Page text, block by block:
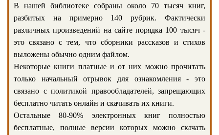
В нашей библиотеке собраны около 70 тысяч книг,
разбитых на примерно 140 рубрик. Фактически
различных произведений на сайте порядка 100 тысяч -
это связано с тем, что сборники рассказов и стихов
выложены обычно одним файлом.
Некоторые книги платные и от них можно прочитать
только начальный отрывок для ознакомления - это
связано с политикой правообладателей, запрещающих
бесплатно читать онлайн и скачивать их книги.
Остальные 80-90% электронных книг полностью
бесплатные, полные версии которых можно скачать